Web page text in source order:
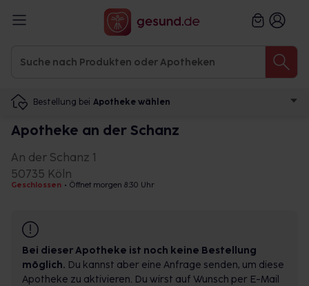
Bestellung bei Apotheke wählen
Apotheke an der Schanz
An der Schanz 1
50735 Köln
Geschlossen • Öffnet morgen 8:30 Uhr
Bei dieser Apotheke ist noch keine Bestellung
möglich. Du kannst aber eine Anfrage senden, um diese
Apotheke zu aktivieren. Du wirst auf Wunsch per E-Mail